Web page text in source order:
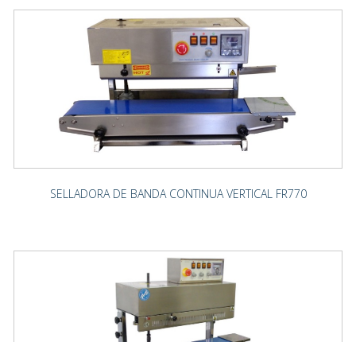
SELLADORA DE BANDA CONTINUA VERTICAL FR770